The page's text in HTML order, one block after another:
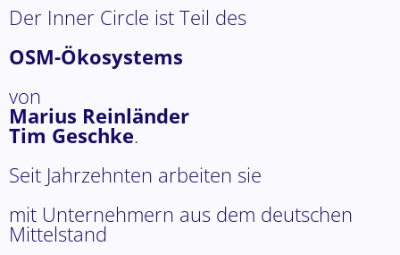
Der Inner Circle ist Teil des
OSM-Ökosystems
von
Marius Reinländer
Tim Geschke.
Seit Jahrzehnten arbeiten sie
mit Unternehmern aus dem deutschen
Mittelstand